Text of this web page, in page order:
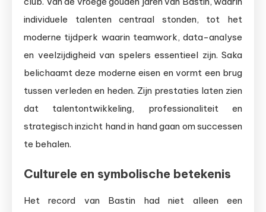
individuele talenten centraal stonden, tot het
moderne tijdperk waarin teamwork, data-analyse
en veelzijdigheid van spelers essentieel zijn. Saka
belichaamt deze moderne eisen en vormt een brug
tussen verleden en heden. Zijn prestaties laten zien
dat talentontwikkeling, professionaliteit en
strategisch inzicht hand in hand gaan om successen
te behalen.
Culturele en symbolische betekenis
Het record van Bastin had niet alleen een